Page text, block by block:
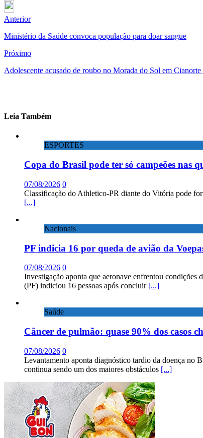
Anterior
Ministério da Saúde convoca população para doar sangue
Próximo
Adolescente acusado de roubo no Morada do Sol em
Leia Também
ESPORTES
Copa do Brasil pode ter só campeões nas
07/08/2026 0
Classificação do Athletico-PR diante do Vitória pode
[...]
Nacionais
PF indicia 16 por queda de avião da
07/08/2026 0
Investigação aponta que aeronave enfrentou condições
(PF) indiciou 16 pessoas após concluir [...]
Saúde
Câncer de pulmão: quase 90% dos casos
07/08/2026 0
Levantamento aponta diagnóstico tardio da doença no
continua sendo um dos maiores obstáculos [...]